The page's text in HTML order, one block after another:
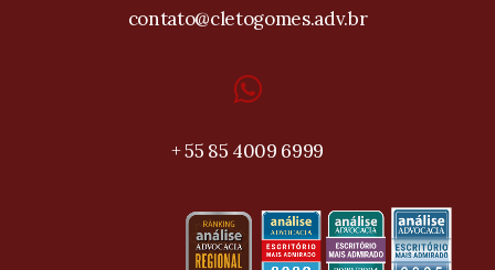
contato@cletogomes.adv.br
+ 55 85 4009 6999